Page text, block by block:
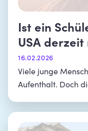
Ist ein
USA derzeit
16.02.2026
Viele junge
Aufenthalt. Doch
Schüleraustausch
gemeinnützige